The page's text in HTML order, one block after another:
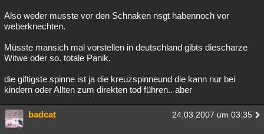
Also weder musste vor den Schnaken nsgt habennoch vor
weberknechten.
Müsste mansich mal vorstellen in deutschland gibts diescharze
Witwe oder so. totale Panik.
die giftigste spinne ist ja die kreuzspinneund die kann nur bei
kindern oder Allten zum direkten tod führen.. aber
badcat 24.03.2007 um 03:35